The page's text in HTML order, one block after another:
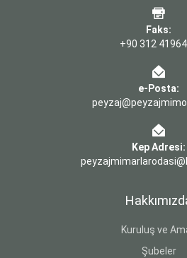
Faks:
+90 312
e-Posta:
Kep Adresi:
Kuruluş ve
Şubeler